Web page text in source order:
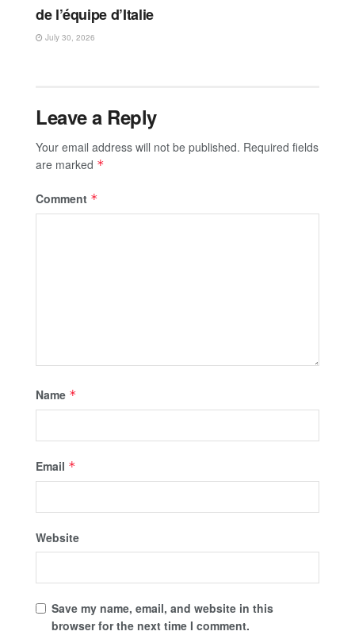
de l’équipe d’Italie
July 30, 2026
Leave a Reply
Your email address will not be published. Required fields
are marked *
Comment *
Name *
Email *
Website
Save my name, email, and website in this
browser for the next time I comment.